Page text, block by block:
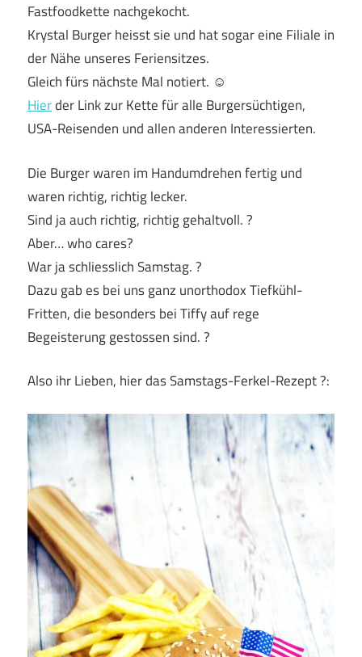
Fastfoodkette nachgekocht.
Krystal Burger heisst sie und hat sogar eine Filiale in
der Nähe unseres Feriensitzes.
Gleich fürs nächste Mal notiert. ☺
Hierder Link zur Kette für alle Burgersüchtigen,
USA-Reisenden und allen anderen Interessierten.
Die Burger waren im Handumdrehen fertig und
waren richtig, richtig lecker.
Sind ja auch richtig, richtig gehaltvoll. ?
Aber… who cares?
War ja schliesslich Samstag. ?
Dazu gab es bei uns ganz unorthodox Tiefkühl-
Fritten, die besonders bei Tiffy auf rege
Begeisterung gestossen sind. ?
Also ihr Lieben, hier das Samstags-Ferkel-Rezept ?: